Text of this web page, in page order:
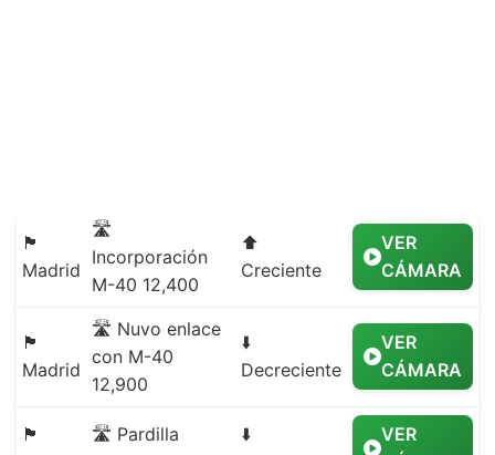
🏴
Madrid
🛣️
Incorporación
M-40 12,400
⬆️
Creciente
VER
CÁMARA
🏴
Madrid
🛣️ Nuvo enlace
con M-40
12,900
⬇️
Decreciente
VER
CÁMARA
🏴
🛣️ Pardilla
⬇️
VER